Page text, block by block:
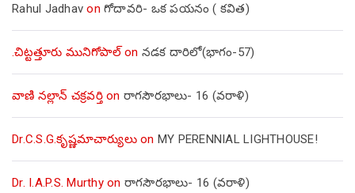
Rahul Jadhav on గోదావరి- ఒక పయనం ( కవిత)
.చిట్టత్తూరు మునిగోపాల్on నడక దారిలో(భాగం-57)
వాణి నల్లాన్ చక్రవర్తిon రాగసౌరభాలు- 16 (వరాళి)
Dr.C.S.G.కృష్ణమాచార్యులుon MY PERENNIAL LIGHTHOUSE!
Dr. I.A.P.S. Murthyon రాగసౌరభాలు- 16 (వరాళి)